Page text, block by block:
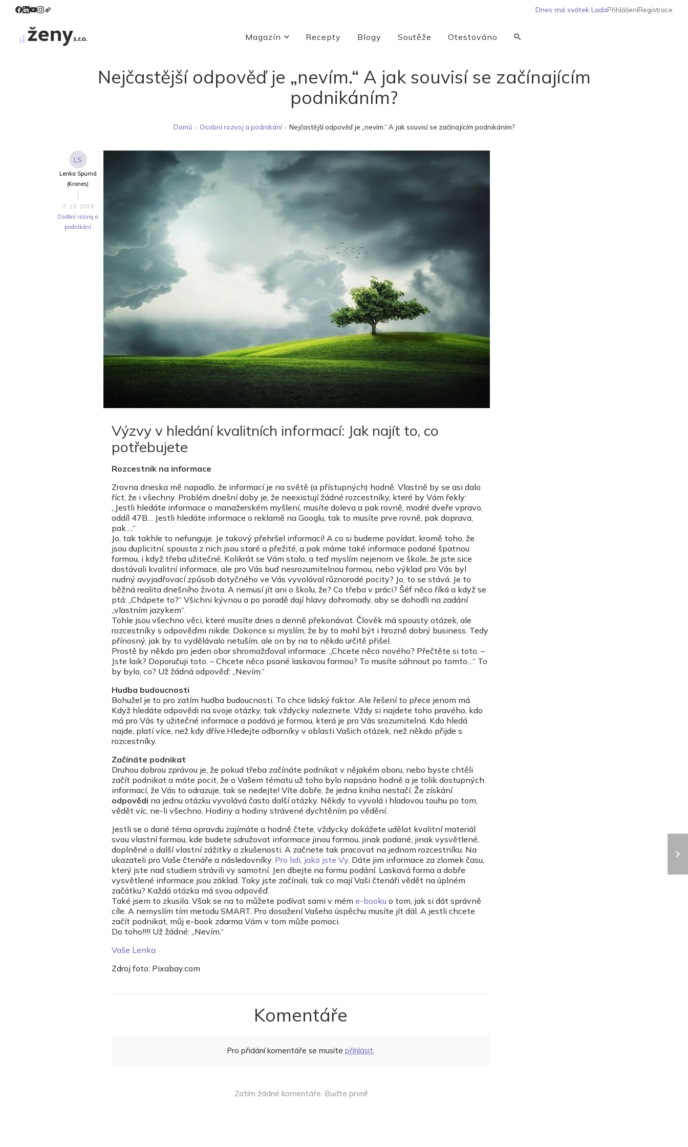
Dnes má svátek LadaPřihlášeníRegistrace
Magazín Recepty Blogy Soutěže Otestováno
Nejčastější odpověď je „nevím.“ A jak souvisí se začínajícím
podnikáním?
Domů » Osobní rozvoj a podnikání » Nejčastější odpověď je „nevím.“ A jak souvisí se začínajícím podnikáním?
LS
Lenka Spurná
(Krones)
7. 10. 2016
Osobní rozvoj a
podnikání
Výzvy v hledání kvalitních informací: Jak najít to, co
potřebujete
Rozcestník na informace
Zrovna dneska mě napadlo, že informací je na světě (a přístupných) hodně. Vlastně by se asi dalo
říct, že i všechny. Problém dnešní doby je, že neexistují žádné rozcestníky, které by Vám řekly:
„Jestli hledáte informace o manažerském myšlení, musíte doleva a pak rovně, modré dveře vpravo,
oddíl 47B… Jestli hledáte informace o reklamě na Googlu, tak to musíte prve rovně, pak doprava,
pak….“
Jo, tak takhle to nefunguje. Je takový přehršel informací! A co si budeme povídat, kromě toho, že
jsou duplicitní, spousta z nich jsou staré a přežité, a pak máme také informace podané špatnou
formou, i když třeba užitečné. Kolikrát se Vám stalo, a teď myslím nejenom ve škole, že jste sice
dostávali kvalitní informace, ale pro Vás buď nesrozumitelnou formou, nebo výklad pro Vás byl
nudný avyjadřovací způsob dotyčného ve Vás vyvolával různorodé pocity? Jo, to se stává. Je to
běžná realita dnešního života. A nemusí jít ani o školu, že? Co třeba v práci? Šéf něco říká a když se
ptá: „Chápete to?“ Všichni kývnou a po poradě dají hlavy dohromady, aby se dohodli na zadání
„vlastním jazykem“.
Tohle jsou všechno věci, které musíte dnes a denně překonávat. Člověk má spousty otázek, ale
rozcestníky s odpověďmi nikde. Dokonce si myslím, že by to mohl být i hrozně dobrý business. Tedy
přínosný, jak by to vydělávalo netuším, ale on by na to někdo určitě přišel.
Prostě by někdo pro jeden obor shromažďoval informace. „Chcete něco nového? Přečtěte si toto. –
Jste laik? Doporučuji toto. – Chcete něco psané laskavou formou? To musíte sáhnout po tomto…“ To
by bylo, co? Už žádná odpověď: „Nevím.“
Hudba budoucnosti
Bohužel je to pro zatím hudba budoucnosti. To chce lidský faktor. Ale řešení to přece jenom má.
Když hledáte odpovědi na svoje otázky, tak vždycky naleznete. Vždy si najdete toho pravého, kdo
má pro Vás ty užitečné informace a podává je formou, která je pro Vás srozumitelná. Kdo hledá
najde, platí více, než kdy dříve.Hledejte odborníky v oblasti Vašich otázek, než někdo přijde s
rozcestníky.
Začínáte podnikat
Druhou dobrou zprávou je, že pokud třeba začínáte podnikat v nějakém oboru, nebo byste chtěli
začít podnikat a máte pocit, že o Vašem tématu už toho bylo napsáno hodně a je tolik dostupných
informací, že Vás to odrazuje, tak se nedejte! Víte dobře, že jedna kniha nestačí. Že získání
odpovědi na jednu otázku vyvolává často další otázky. Někdy to vyvolá i hladovou touhu po tom,
vědět víc, ne-li všechno. Hodiny a hodiny strávené dychtěním po vědění.
Jestli se o dané téma opravdu zajímáte a hodně čtete, vždycky dokážete udělat kvalitní materiál
svou vlastní formou, kde budete sdružovat informace jinou formou, jinak podané, jinak vysvětlené,
doplněné o další vlastní zážitky a zkušenosti. A začnete tak pracovat na jednom rozcestníku. Na
ukazateli pro Vaše čtenáře a následovníky. Pro lidi, jako jste Vy. Dáte jim informace za zlomek času,
který jste nad studiem strávili vy samotní. Jen dbejte na formu podání. Laskavá forma a dobře
vysvětlené informace jsou základ. Taky jste začínali, tak co mají Vaši čtenáři vědět na úplném
začátku? Každá otázka má svou odpověď.
Také jsem to zkusila. Však se na to můžete podívat sami v mém e-booku o tom, jak si dát správně
cíle. A nemyslím tím metodu SMART. Pro dosažení Vašeho úspěchu musíte jít dál. A jestli chcete
začít podnikat, můj e-book zdarma Vám v tom může pomoci.
Do toho!!!! Už žádné: „Nevím.“
Vaše Lenka
Zdroj foto: Pixabay.com
Komentáře
Pro přidání komentáře se musíte přihlásit.
Zatím žádné komentáře. Buďte první!